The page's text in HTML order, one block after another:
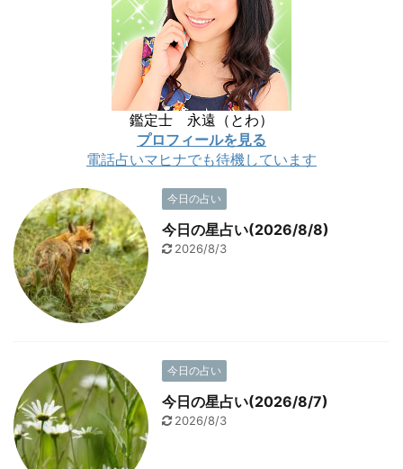
鑑定士 永遠（とわ）
プロフィールを見る
電話占いマヒナでも待機しています
今日の占い
今日の星占い(2026/8/8)
2026/8/3
今日の占い
今日の星占い(2026/8/7)
2026/8/3